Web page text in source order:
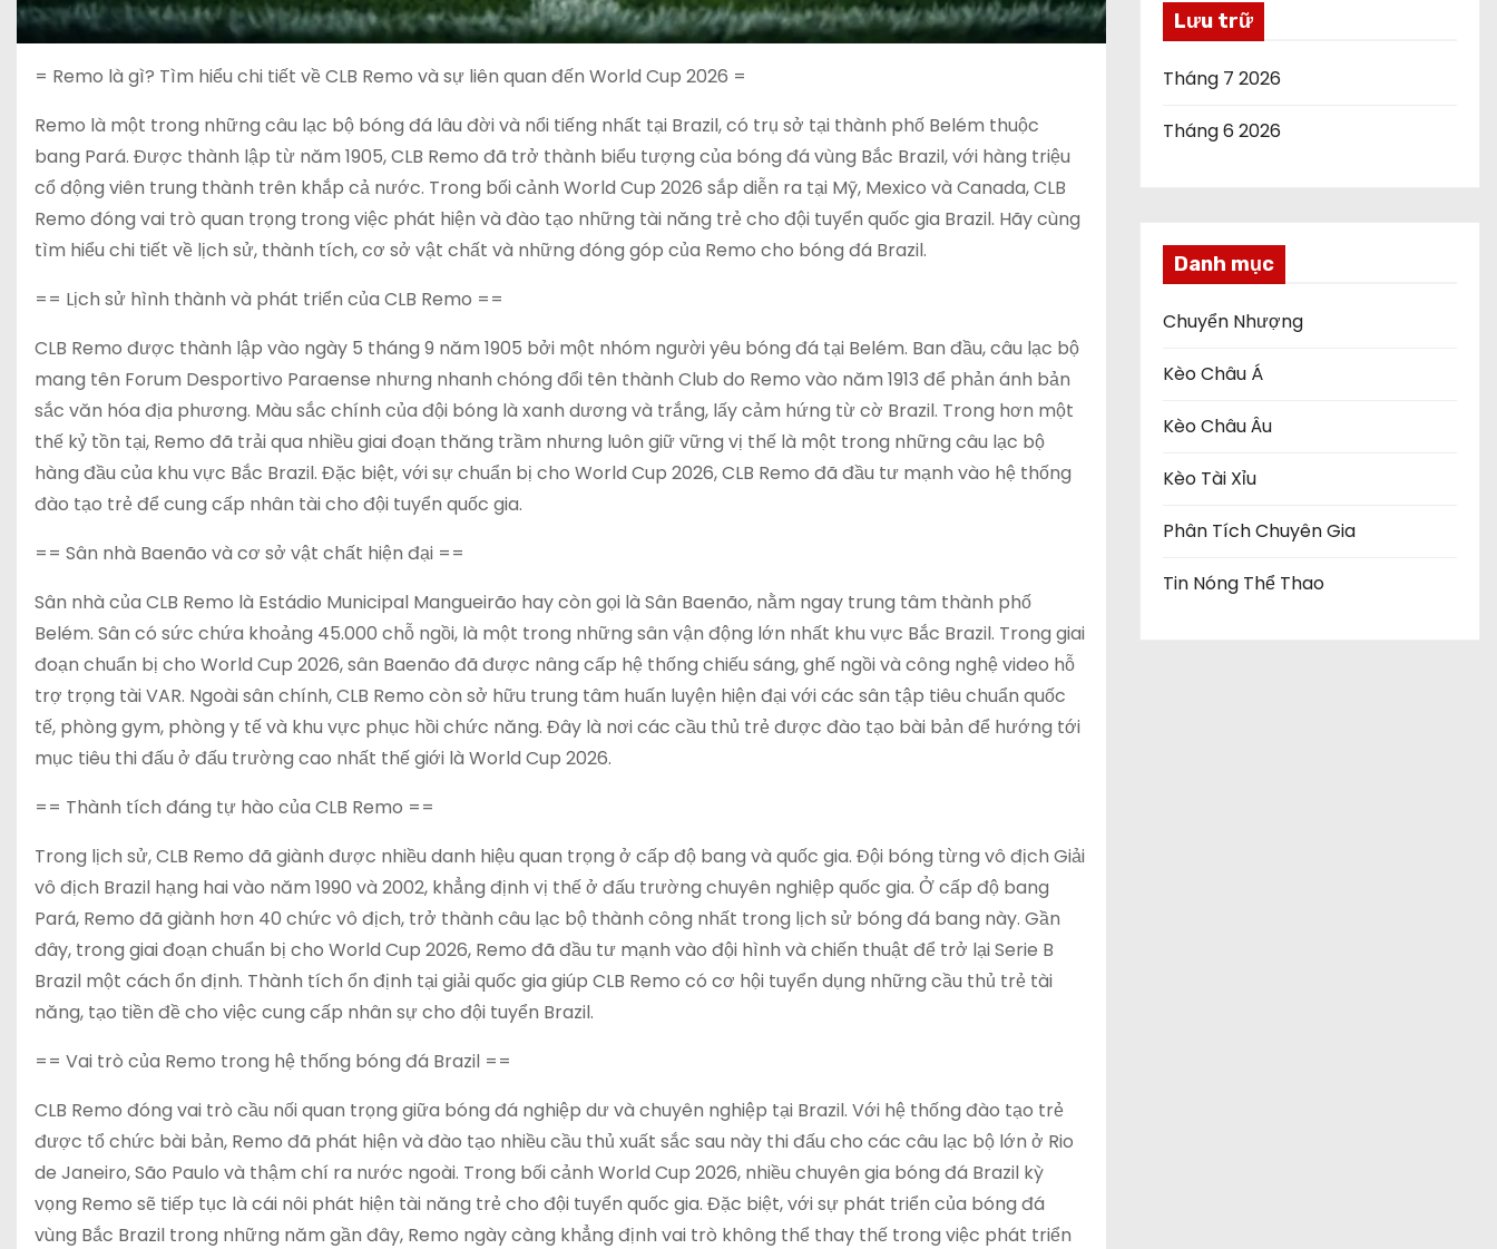
= Remo là gì? Tìm hiểu chi tiết về CLB Remo và sự liên quan đến World Cup 2026 =
Remo là một trong những câu lạc bộ bóng đá lâu đời và nổi tiếng nhất tại Brazil, có trụ sở tại thành phố Belém thuộc
bang Pará. Được thành lập từ năm 1905, CLB Remo đã trở thành biểu tượng của bóng đá vùng Bắc Brazil, với hàng triệu
cổ động viên trung thành trên khắp cả nước. Trong bối cảnh World Cup 2026 sắp diễn ra tại Mỹ, Mexico và Canada, CLB
Remo đóng vai trò quan trọng trong việc phát hiện và đào tạo những tài năng trẻ cho đội tuyển quốc gia Brazil. Hãy cùng
tìm hiểu chi tiết về lịch sử, thành tích, cơ sở vật chất và những đóng góp của Remo cho bóng đá Brazil.
== Lịch sử hình thành và phát triển của CLB Remo ==
CLB Remo được thành lập vào ngày 5 tháng 9 năm 1905 bởi một nhóm người yêu bóng đá tại Belém. Ban đầu, câu lạc bộ
mang tên Forum Desportivo Paraense nhưng nhanh chóng đổi tên thành Club do Remo vào năm 1913 để phản ánh bản
sắc văn hóa địa phương. Màu sắc chính của đội bóng là xanh dương và trắng, lấy cảm hứng từ cờ Brazil. Trong hơn một
thế kỷ tồn tại, Remo đã trải qua nhiều giai đoạn thăng trầm nhưng luôn giữ vững vị thế là một trong những câu lạc bộ
hàng đầu của khu vực Bắc Brazil. Đặc biệt, với sự chuẩn bị cho World Cup 2026, CLB Remo đã đầu tư mạnh vào hệ thống
đào tạo trẻ để cung cấp nhân tài cho đội tuyển quốc gia.
== Sân nhà Baenão và cơ sở vật chất hiện đại ==
Sân nhà của CLB Remo là Estádio Municipal Mangueirão hay còn gọi là Sân Baenão, nằm ngay trung tâm thành phố
Belém. Sân có sức chứa khoảng 45.000 chỗ ngồi, là một trong những sân vận động lớn nhất khu vực Bắc Brazil. Trong giai
đoạn chuẩn bị cho World Cup 2026, sân Baenão đã được nâng cấp hệ thống chiếu sáng, ghế ngồi và công nghệ video hỗ
trợ trọng tài VAR. Ngoài sân chính, CLB Remo còn sở hữu trung tâm huấn luyện hiện đại với các sân tập tiêu chuẩn quốc
tế, phòng gym, phòng y tế và khu vực phục hồi chức năng. Đây là nơi các cầu thủ trẻ được đào tạo bài bản để hướng tới
mục tiêu thi đấu ở đấu trường cao nhất thế giới là World Cup 2026.
== Thành tích đáng tự hào của CLB Remo ==
Trong lịch sử, CLB Remo đã giành được nhiều danh hiệu quan trọng ở cấp độ bang và quốc gia. Đội bóng từng vô địch Giải
vô địch Brazil hạng hai vào năm 1990 và 2002, khẳng định vị thế ở đấu trường chuyên nghiệp quốc gia. Ở cấp độ bang
Pará, Remo đã giành hơn 40 chức vô địch, trở thành câu lạc bộ thành công nhất trong lịch sử bóng đá bang này. Gần
đây, trong giai đoạn chuẩn bị cho World Cup 2026, Remo đã đầu tư mạnh vào đội hình và chiến thuật để trở lại Serie B
Brazil một cách ổn định. Thành tích ổn định tại giải quốc gia giúp CLB Remo có cơ hội tuyển dụng những cầu thủ trẻ tài
năng, tạo tiền đề cho việc cung cấp nhân sự cho đội tuyển Brazil.
== Vai trò của Remo trong hệ thống bóng đá Brazil ==
CLB Remo đóng vai trò cầu nối quan trọng giữa bóng đá nghiệp dư và chuyên nghiệp tại Brazil. Với hệ thống đào tạo trẻ
được tổ chức bài bản, Remo đã phát hiện và đào tạo nhiều cầu thủ xuất sắc sau này thi đấu cho các câu lạc bộ lớn ở Rio
de Janeiro, São Paulo và thậm chí ra nước ngoài. Trong bối cảnh World Cup 2026, nhiều chuyên gia bóng đá Brazil kỳ
vọng Remo sẽ tiếp tục là cái nôi phát hiện tài năng trẻ cho đội tuyển quốc gia. Đặc biệt, với sự phát triển của bóng đá
vùng Bắc Brazil trong những năm gần đây, Remo ngày càng khẳng định vai trò không thể thay thế trong việc phát triển
Lưu trữ
Tháng 7 2026
Tháng 6 2026
Danh mục
Chuyển Nhượng
Kèo Châu Á
Kèo Châu Âu
Kèo Tài Xỉu
Phân Tích Chuyên Gia
Tin Nóng Thể Thao